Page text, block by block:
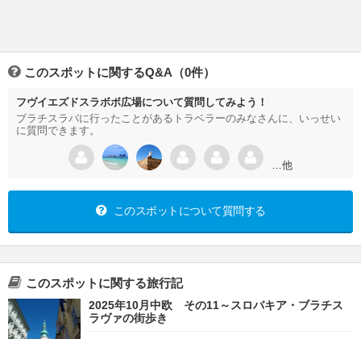
このスポットに関するQ&A（0件）
フヴイエズドスラボボ広場について質問してみよう！
ブラチスラバに行ったことがあるトラベラーのみなさんに、いっせい
に質問できます。
…他
このスポットについて質問する
このスポットに関する旅行記
2025年10月中欧 その11～スロバキア・ブラチス
ラヴァの街歩き